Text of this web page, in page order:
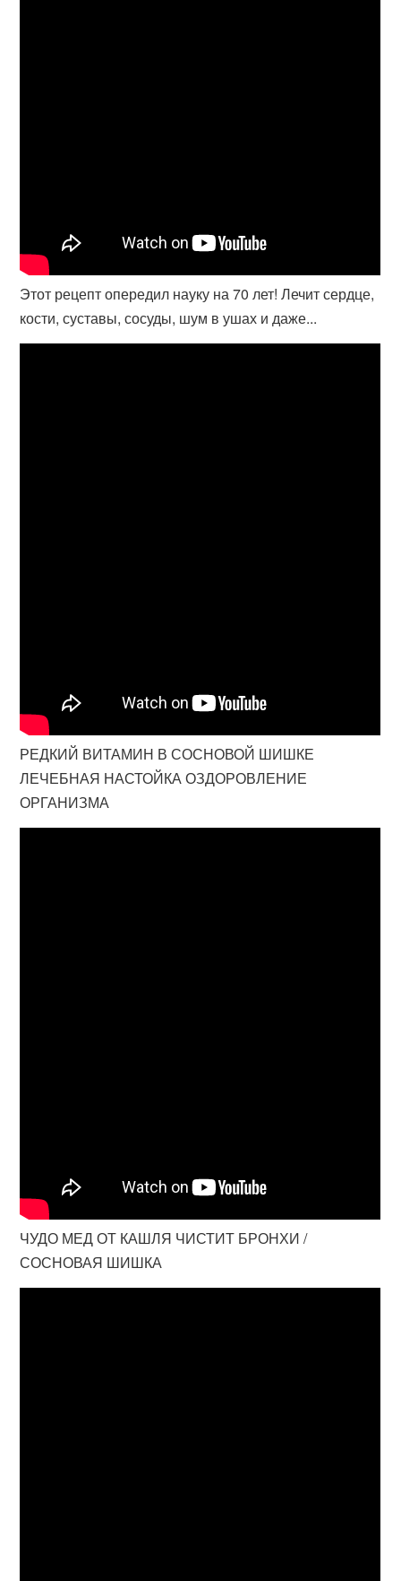
Этот рецепт опередил науку на 70 лет! Лечит сердце,
кости, суставы, сосуды, шум в ушах и даже...
РЕДКИЙ ВИТАМИН В СОСНОВОЙ ШИШКЕ
ЛЕЧЕБНАЯ НАСТОЙКА ОЗДОРОВЛЕНИЕ
ОРГАНИЗМА
ЧУДО МЕД ОТ КАШЛЯ ЧИСТИТ БРОНХИ /
СОСНОВАЯ ШИШКА